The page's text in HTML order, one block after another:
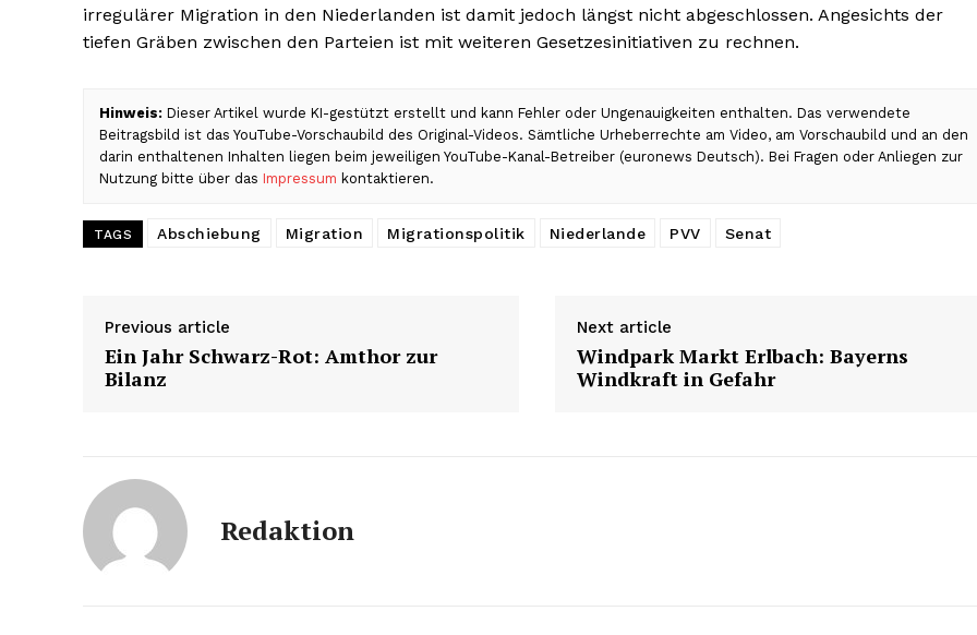
irregulärer Migration in den Niederlanden ist damit jedoch längst nicht abgeschlossen. Angesichts der
tiefen Gräben zwischen den Parteien ist mit weiteren Gesetzesinitiativen zu rechnen.
Hinweis: Dieser Artikel wurde KI-gestützt erstellt und kann Fehler oder Ungenauigkeiten enthalten. Das verwendete
Beitragsbild ist das YouTube-Vorschaubild des Original-Videos. Sämtliche Urheberrechte am Video, am Vorschaubild und an den
darin enthaltenen Inhalten liegen beim jeweiligen YouTube-Kanal-Betreiber (euronews Deutsch). Bei Fragen oder Anliegen zur
Nutzung bitte über das Impressum kontaktieren.
TAGS Abschiebung Migration Migrationspolitik Niederlande PVV Senat
Previous article
Ein Jahr Schwarz-Rot: Amthor zur
Bilanz
Next article
Windpark Markt Erlbach: Bayerns
Windkraft in Gefahr
Redaktion